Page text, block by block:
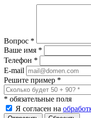
Вопрос *
Ваше имя *
Телефон *
E-mail
Решите пример *
* обязательные поля
Я согласен на